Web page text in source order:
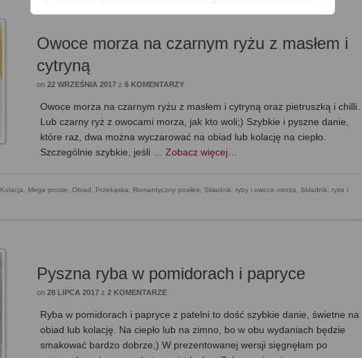
Owoce morza na czarnym ryżu z masłem i
cytryną
on22 WRZEŚNIA 2017 z6 KOMENTARZY
Owoce morza na czarnym ryżu z masłem i cytryną oraz pietruszką i chilli.
Lub czarny ryż z owocami morza, jak kto woli;) Szybkie i pyszne danie,
które raz, dwa można wyczarować na obiad lub kolację na ciepło.
Szczególnie szybkie, jeśli …Zobacz więcej…
Kolacja, Mega proste, Obiad, Przekąska, Romantyczny posiłek, Składnik: ryby i owoce morza, Składnik: ryże i
Pyszna ryba w pomidorach i papryce
on28 LIPCA 2017 z2 KOMENTARZE
Ryba w pomidorach i papryce z patelni to dość szybkie danie, świetne na
obiad lub kolację. Na ciepło lub na zimno, bo w obu wydaniach będzie
smakować bardzo dobrze;) W prezentowanej wersji sięgnęłam po